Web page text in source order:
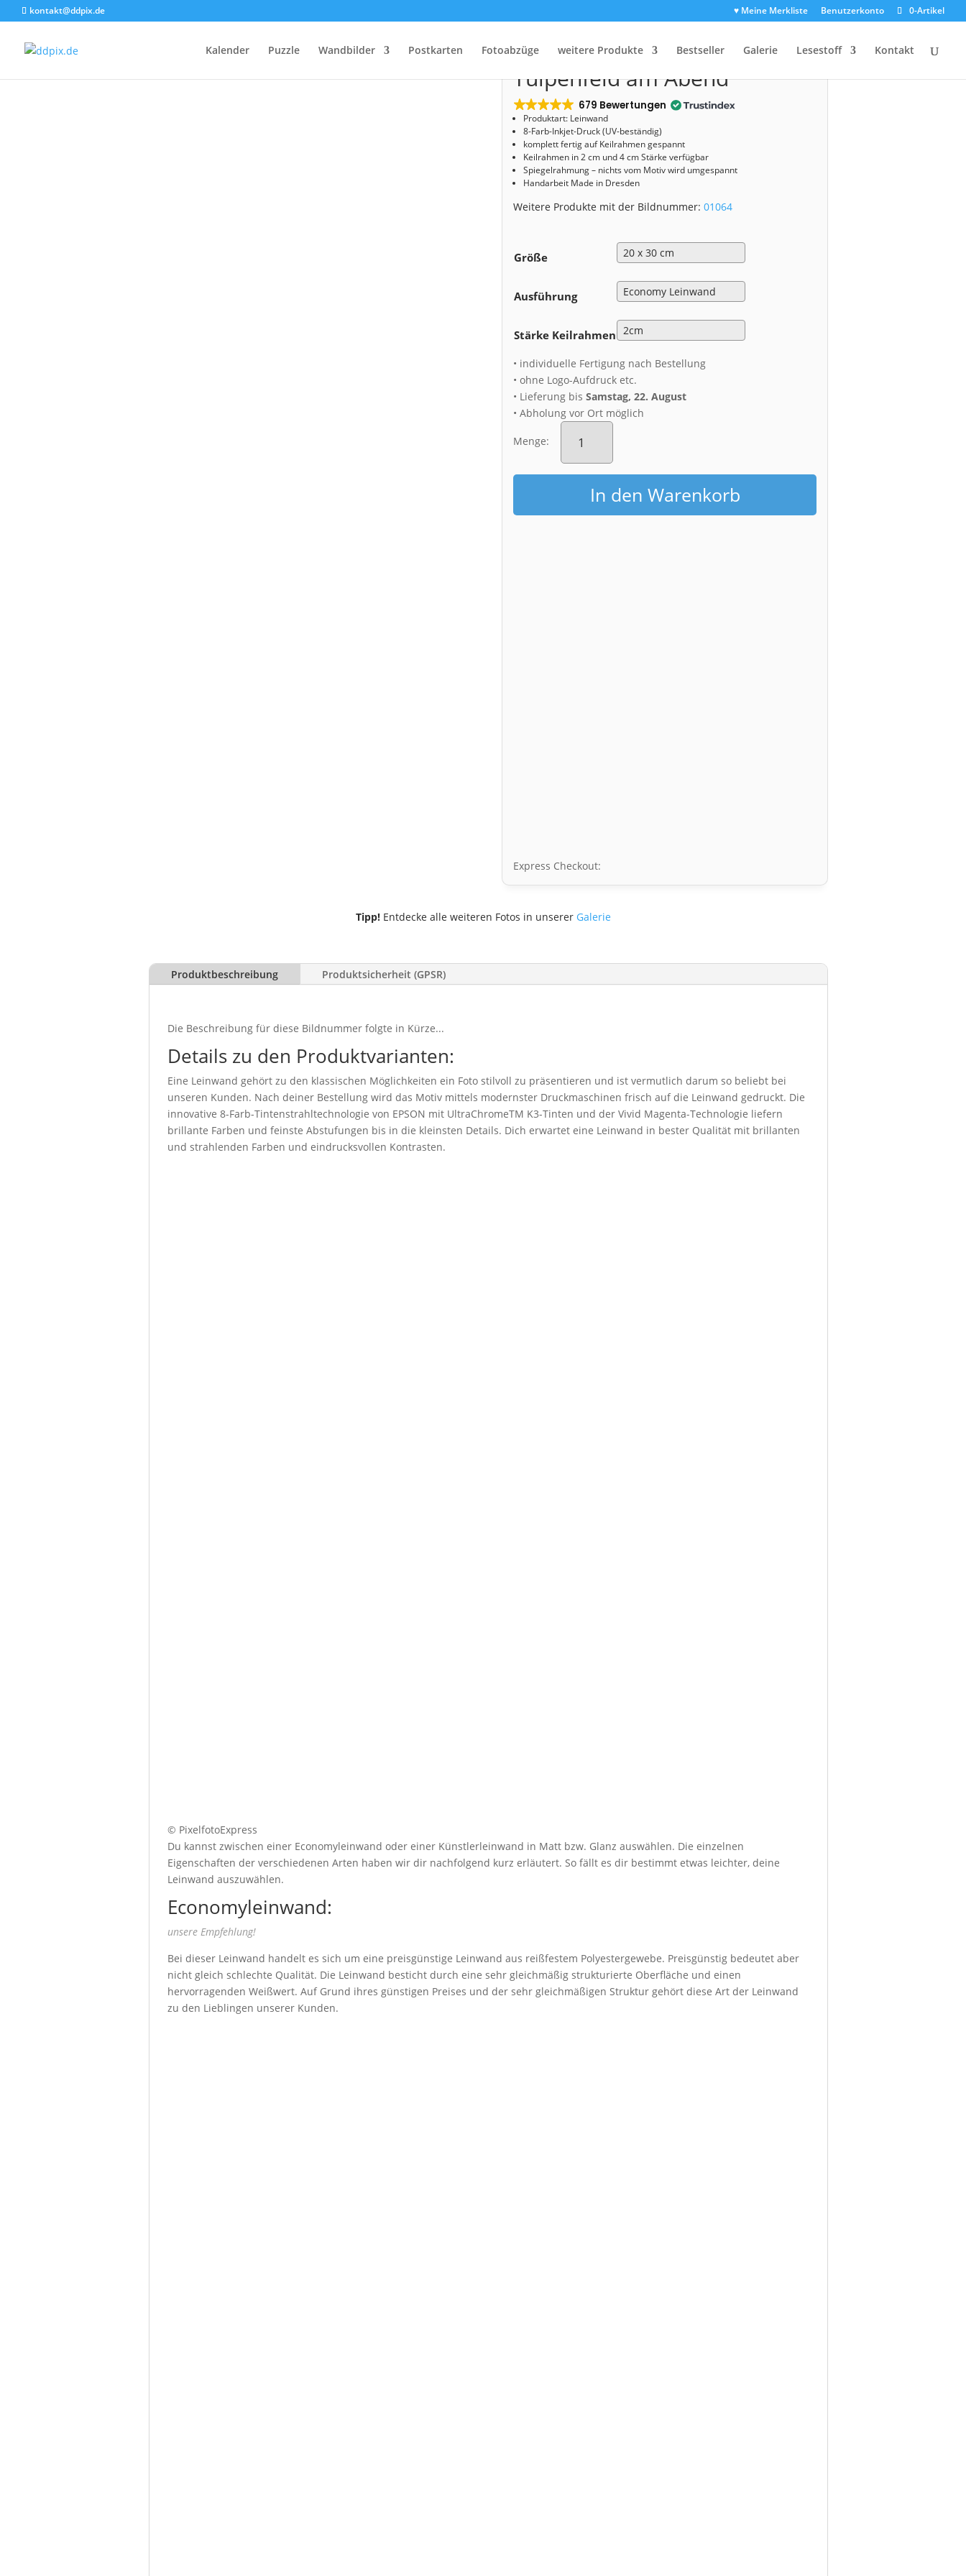
kontakt@ddpix.de ♥ Meine Merkliste Benutzerkonto 0-Artikel
Kalender Puzzle Wandbilder Postkarten Fotoabzüge weitere Produkte Bestseller Galerie Lesestoff Kontakt
Start/Shop/Leinwand/ Leinwand (01064) Tulpenfeld am Abend
Leinwand (01064)
Tulpenfeld am Abend
679 Bewertungen
Produktart: Leinwand
8-Farb-Inkjet-Druck (UV-beständig)
komplett fertig auf Keilrahmen gespannt
Keilrahmen in 2 cm und 4 cm Stärke verfügbar
Spiegelrahmung – nichts vom Motiv wird umgespannt
Handarbeit Made in Dresden
Weitere Produkte mit der Bildnummer:01064
Größe
Ausführung
Stärke Keilrahmen
• individuelle Fertigung nach Bestellung
• ohne Logo-Aufdruck etc.
• Lieferung bisSamstag, 22. August
• Abholung vor Ort möglich
Menge:
Leinwand
(01064)
am
Abend
MengeIn den Warenkorb
Express Checkout:
Tipp!Entdecke alle weiteren Fotos in unserer Galerie
Produktbeschreibung Produktsicherheit (GPSR)
Die Beschreibung für diese Bildnummer folgte in Kürze...
Details zu den Produktvarianten:
Eine Leinwand gehört zu den klassischen Möglichkeiten ein Foto stilvoll zu präsentieren und ist vermutlich darum so beliebt bei
unseren Kunden. Nach deiner Bestellung wird das Motiv mittels modernster Druckmaschinen frisch auf die Leinwand gedruckt. Die
innovative 8-Farb-Tintenstrahltechnologie von EPSON mit UltraChromeTM K3-Tinten und der Vivid Magenta-Technologie liefern
brillante Farben und feinste Abstufungen bis in die kleinsten Details. Dich erwartet eine Leinwand in bester Qualität mit brillanten
und strahlenden Farben und eindrucksvollen Kontrasten.
© PixelfotoExpress
Du kannst zwischen einer Economyleinwand oder einer Künstlerleinwand in Matt bzw. Glanz auswählen. Die einzelnen
Eigenschaften der verschiedenen Arten haben wir dir nachfolgend kurz erläutert. So fällt es dir bestimmt etwas leichter, deine
Leinwand auszuwählen.
Economyleinwand:
unsere Empfehlung!
Bei dieser Leinwand handelt es sich um eine preisgünstige Leinwand aus reißfestem Polyestergewebe. Preisgünstig bedeutet aber
nicht gleich schlechte Qualität. Die Leinwand besticht durch eine sehr gleichmäßig strukturierte Oberfläche und einen
hervorragenden Weißwert. Auf Grund ihres günstigen Preises und der sehr gleichmäßigen Struktur gehört diese Art der Leinwand
zu den Lieblingen unserer Kunden.